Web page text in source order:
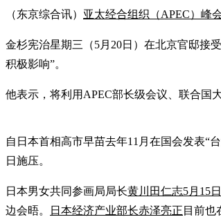
（东京综合讯） 亚太经合组织（APEC）峰
金杉宪治星期三（5月20日）在北京官邸接
积极影响”。
他表示，将利用APEC部长级会议、联合国
自日本首相高市早苗去年11月在国会发表“
日施压。
日本男女共同参画局局长黄川田仁志5月15
边会晤。
日本经济产业部长赤泽亮正 目前也